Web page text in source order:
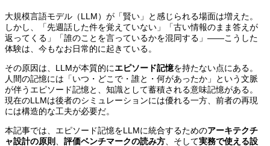
大規模言語モデル（LLM）が「賢い」と感じられる場面は増えた。
しかし、「先週話した件を覚えていない」「古い情報のまま答えが
返ってくる」「誰のことを言っているかを混同する」——こうした
体験は、今もなお日常的に起きている。
その原因は、LLMが本質的にエピソード記憶を持たない点にある。
人間の記憶には「いつ・どこで・誰と・何があったか」という文脈
が伴うエピソード記憶と、知識として蓄積される意味記憶がある。
現在のLLMは後者のシミュレーションには優れる一方、前者の再現
には構造的な工夫が必要だ。
本記事では、エピソード記憶をLLMに統合するためのアーキテクチ
ャ設計の原則
評価ベンチマークの読み方 、そして実務で使える設